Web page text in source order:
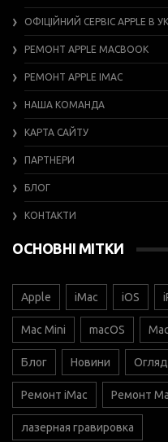
ОФІЦІЙНИЙ СЕРВІС APPLE В
РЕМОНТ APPLE MACBOOK
РЕМОНТ APPLE IMAC
НАША КОМАНДА
КАРТА САЙТУ
ПАРТНЕРИ
БЛОГ
КОНТАКТИ
ОСНОВНІ МІТКИ
Apple iMac iOS
Mac Mini macOS
Блог Новини
Ремонт iMac Ремонт
лазерная гравировка